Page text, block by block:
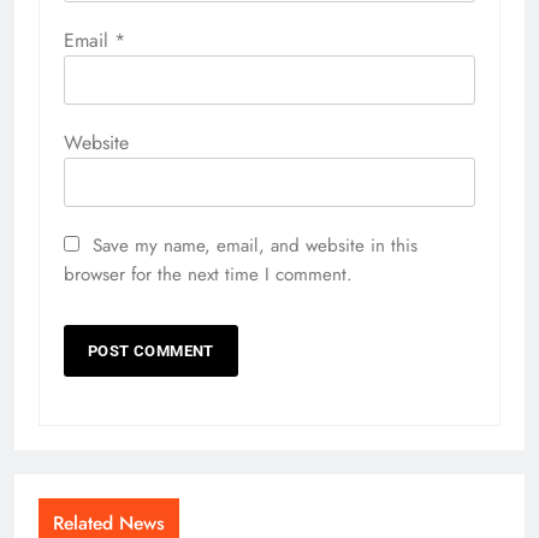
Email *
Website
Save my name, email, and website in this
browser for the next time I comment.
Related News